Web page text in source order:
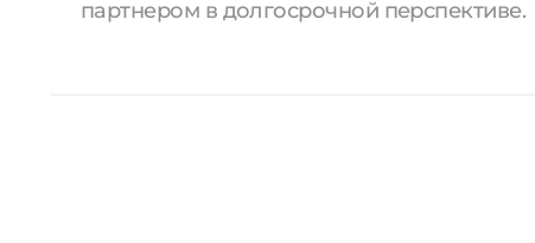
партнером в долгосрочной перспективе.